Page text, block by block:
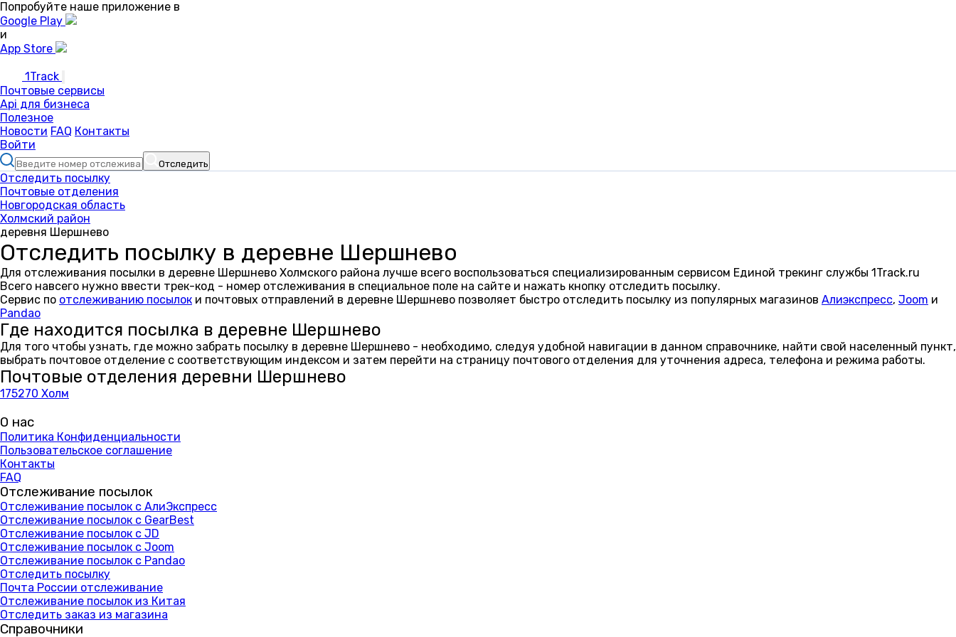
Попробуйте наше приложение в
Google Play
и
App Store
1Track
Почтовые сервисы
Api для бизнеса
Полезное
Новости FAQ Контакты
Войти
Отследить
Отследить посылку
Почтовые отделения
Новгородская область
Холмский район
деревня Шершнево
Отследить посылку в деревне Шершнево
Для отслеживания посылки в деревне Шершнево Холмского района лучше всего воспользоваться специализированным сервисом Единой трекинг службы 1Track.ru
Всего навсего нужно ввести трек-код - номер отслеживания в специальное поле на сайте и нажать кнопку отследить посылку.
Сервис по отслеживанию посылок и почтовых отправлений в деревне Шершнево позволяет быстро отследить посылку из популярных магазинов Алиэкспресс, Joom и
Pandao
Где находится посылка в деревне Шершнево
Для того чтобы узнать, где можно забрать посылку в деревне Шершнево - необходимо, следуя удобной навигации в данном справочнике, найти свой населенный пункт,
выбрать почтовое отделение с соответствующим индексом и затем перейти на страницу почтового отделения для уточнения адреса, телефона и режима работы.
Почтовые отделения деревни Шершнево
175270 Холм
О нас
Политика Конфиденциальности
Пользовательское соглашение
Контакты
FAQ
Отслеживание посылок
Отслеживание посылок с АлиЭкспресс
Отслеживание посылок с GearBest
Отслеживание посылок с JD
Отслеживание посылок с Joom
Отслеживание посылок с Pandao
Отследить посылку
Почта России отслеживание
Отслеживание посылок из Китая
Отследить заказ из магазина
Справочники